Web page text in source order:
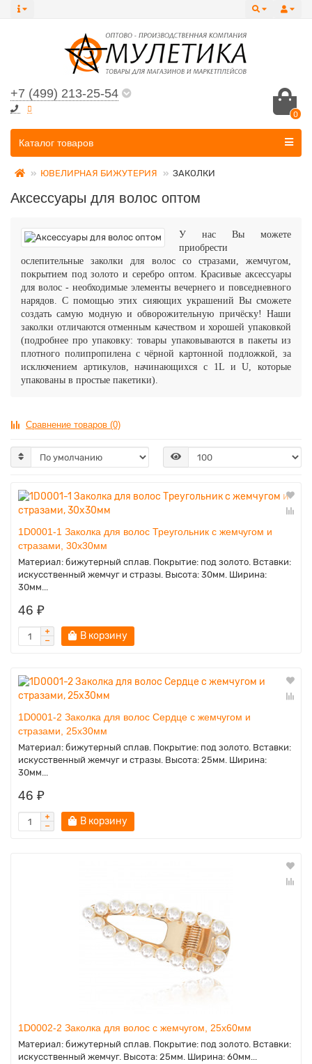
+7 (499) 213-25-54
0
Все категории
Каталог товаров
ЮВЕЛИРНАЯ БИЖУТЕРИЯ ЗАКОЛКИ
Аксессуары для волос оптом
У нас Вы можете
приобрести
ослепительные заколки для волос со стразами, жемчугом,
покрытием под золото и серебро оптом. Красивые аксессуары
для волос - необходимые элементы вечернего и повседневного
нарядов. С помощью этих сияющих украшений Вы сможете
создать самую модную и обворожительную причёску! Наши
заколки отличаются отменным качеством ихорошей упаковкой
(подробнее про упаковку: товары упаковываются в пакеты из
плотного полипропилена с чёрной картонной подложкой, за
исключением артикулов,начинающихсяс 1L и U, которые
упакованы в простые пакетики).
Сравнение товаров (0)
1D0001-1 Заколка для волос Треугольник с жемчугом и
стразами, 30х30мм
Материал: бижутерный сплав. Покрытие: под золото. Вставки:
искусственный жемчуг и стразы. Высота: 30мм. Ширина:
30мм...
46 ₽
В корзину
1D0001-2 Заколка для волос Сердце с жемчугом и
стразами, 25х30мм
Материал: бижутерный сплав. Покрытие: под золото. Вставки:
искусственный жемчуг и стразы. Высота: 25мм. Ширина:
30мм...
46 ₽
В корзину
1D0002-2 Заколка для волос с жемчугом, 25х60мм
Материал: бижутерный сплав. Покрытие: под золото. Вставки:
искусственный жемчуг. Высота: 25мм. Ширина: 60мм...